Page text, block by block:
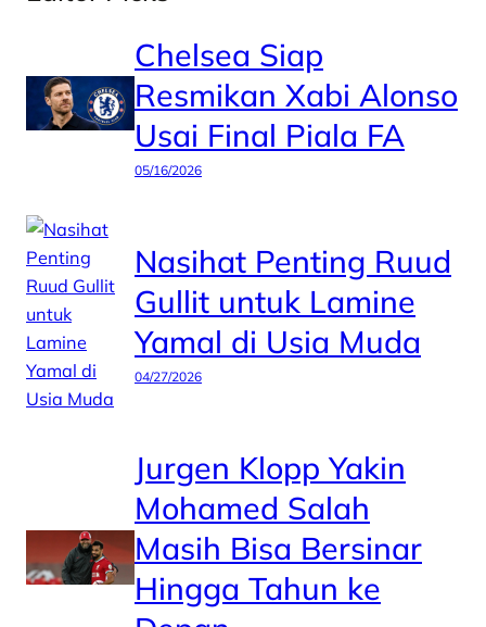
Chelsea Siap
Resmikan Xabi Alonso
Usai Final Piala FA
05/16/2026
Nasihat Penting Ruud
Gullit untuk Lamine
Yamal di Usia Muda
04/27/2026
Jurgen Klopp Yakin
Mohamed Salah
Masih Bisa Bersinar
Hingga Tahun ke